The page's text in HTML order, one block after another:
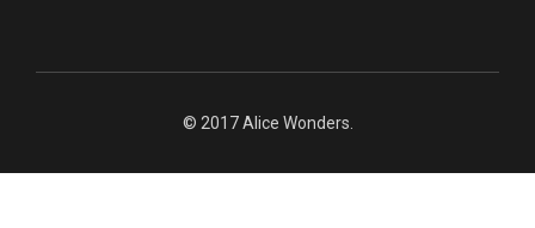
© 2017 Alice Wonders.